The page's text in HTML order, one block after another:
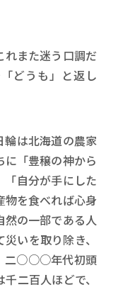
また迷う口調だ
どうも」と返し
は北海道の農家
に「豊穣の神から
「自分が手にした
を食べれば心身
然の一部である人
いを取り除き、
、二○○○年代初頭
二百人ほどで、